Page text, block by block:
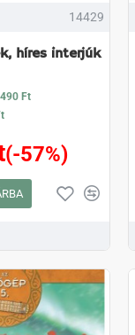
14429
híres interjúk
490 Ft
(-57%)